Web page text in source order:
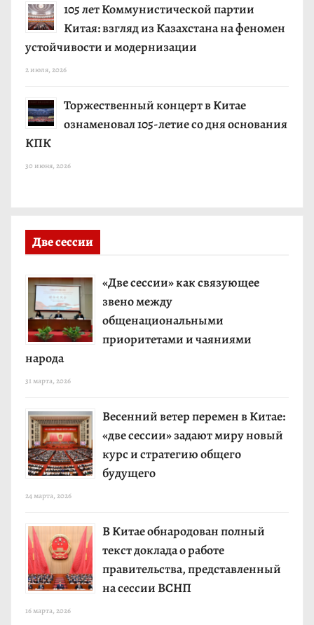
105 лет Коммунистической партии
Китая: взгляд из Казахстана на феномен
устойчивости и модернизации
2 июля, 2026
Торжественный концерт в Китае
ознаменовал 105-летие со дня основания
КПК
30 июня, 2026
Две сессии
«Две сессии» как связующее
звено между
общенациональными
приоритетами и чаяниями
народа
31 марта, 2026
Весенний ветер перемен в Китае:
«две сессии» задают миру новый
курс и стратегию общего
будущего
24 марта, 2026
В Китае обнародован полный
текст доклада о работе
правительства, представленный
на сессии ВСНП
16 марта, 2026